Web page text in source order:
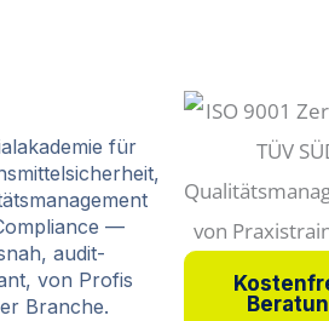
für
—
audit-
von Profis
Branche.